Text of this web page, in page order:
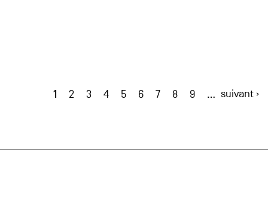
1 2 3 4 5 6 7 8 9 … suivant ›